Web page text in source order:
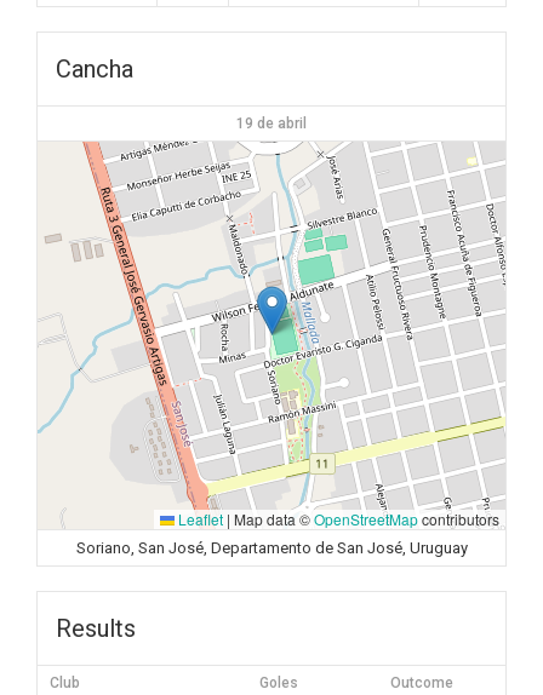
Cancha
19 de abril
Leaflet | Map data ©OpenStreetMapcontributors
Soriano, San José, Departamento de San José, Uruguay
Results
Club Goles Outcome